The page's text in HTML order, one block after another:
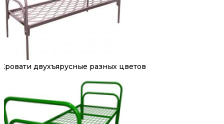
Кровати двухъярусные разных цветов